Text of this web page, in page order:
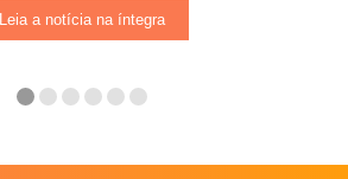
Clique aqui
Leia a notícia na íntegra